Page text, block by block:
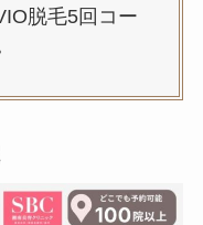
脱毛5回コー